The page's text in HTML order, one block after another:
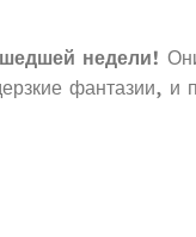
недели!
фантазии, и